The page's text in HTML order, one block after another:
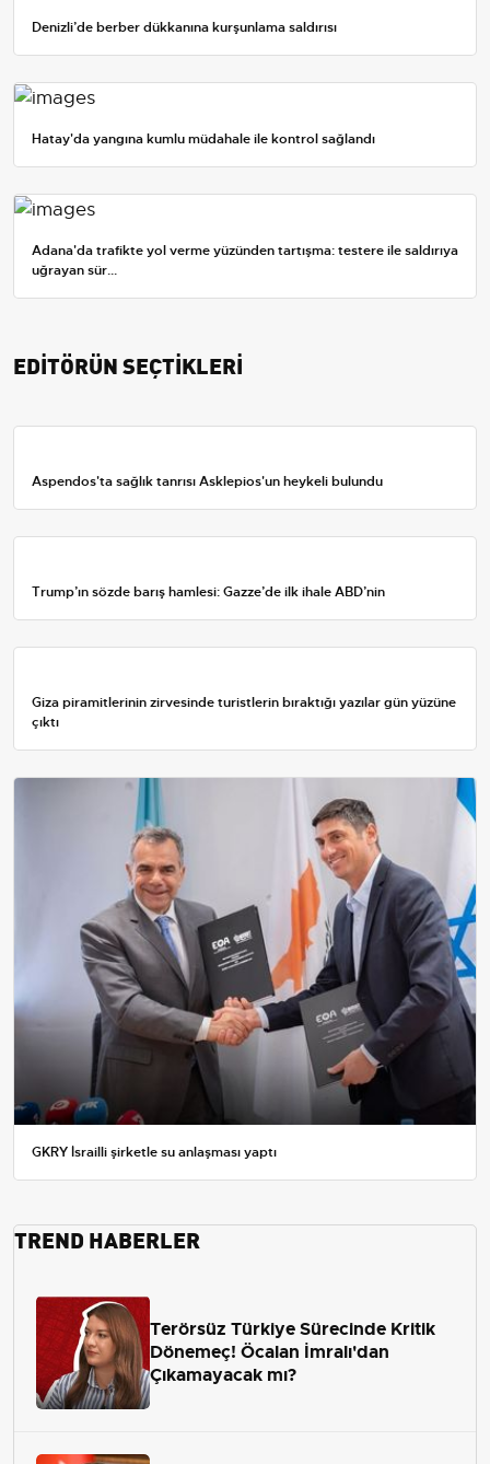
Denizli’de berber dükkanına kurşunlama saldırısı
Hatay'da yangına kumlu müdahale ile kontrol sağlandı
Adana'da trafikte yol verme yüzünden tartışma: testere ile saldırıya
uğrayan sür...
EDİTÖRÜN SEÇTİKLERİ
Aspendos'ta sağlık tanrısı Asklepios'un heykeli bulundu
Trump’ın sözde barış hamlesi: Gazze’de ilk ihale ABD’nin
Giza piramitlerinin zirvesinde turistlerin bıraktığı yazılar gün yüzüne
çıktı
GKRY İsrailli şirketle su anlaşması yaptı
TREND HABERLER
Terörsüz Türkiye Sürecinde Kritik
Dönemeç! Öcalan İmralı'dan
Çıkamayacak mı?